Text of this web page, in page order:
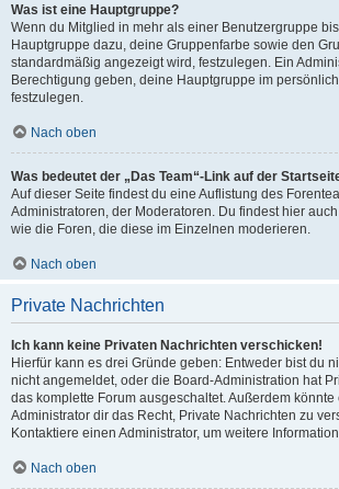
Was ist eine Hauptgruppe?
Wenn du Mitglied in mehr als einer Benutzergruppe
Hauptgruppe dazu, deine Gruppenfarbe sowie den
standardmäßig angezeigt wird, festzulegen. Ein
Berechtigung geben, deine Hauptgruppe im
festzulegen.
Nach oben
Was bedeutet der „Das Team“-Link auf der
Auf dieser Seite findest du eine Auflistung des
Administratoren, der Moderatoren. Du findest hier
wie die Foren, die diese im Einzelnen moderieren.
Nach oben
Private Nachrichten
Ich kann keine Privaten Nachrichten verschicken!
Hierfür kann es drei Gründe geben: Entweder bist du
nicht angemeldet, oder die Board-Administration hat
das komplette Forum ausgeschaltet. Außerdem
Administrator dir das Recht, Private Nachrichten zu
Kontaktiere einen Administrator, um weitere
Nach oben